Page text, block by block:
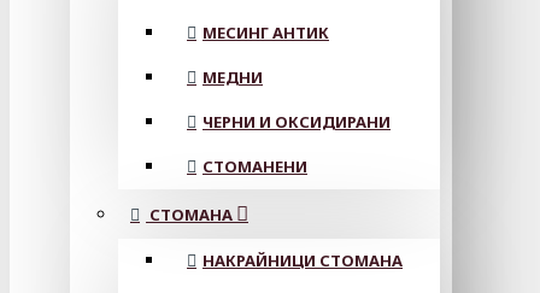
МЕСИНГ АНТИК
МЕДНИ
ЧЕРНИ И ОКСИДИРАНИ
СТОМАНЕНИ
СТОМАНА
НАКРАЙНИЦИ СТОМАНА